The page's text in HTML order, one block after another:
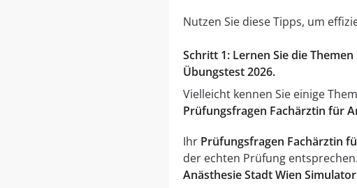
Nutzen Sie diese Tipps, um
Schritt 1: Lernen Sie die
Übungstest 2026.
Vielleicht kennen Sie einige
Prüfungsfragen Fachärztin für
Ihr Prüfungsfragen Fachärztin
der echten Prüfung
Anästhesie Stadt Wien Simulator